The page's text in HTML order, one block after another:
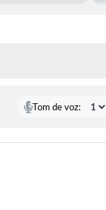
Tom de voz: